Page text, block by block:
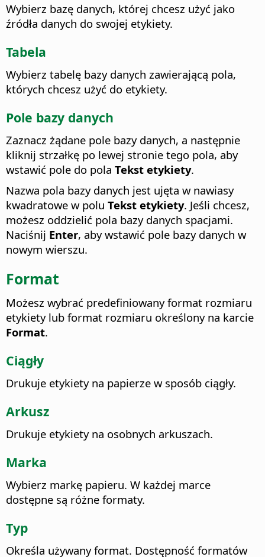
Wybierz bazę danych, której chcesz użyć jako
źródła danych do swojej etykiety.
Tabela
Wybierz tabelę bazy danych zawierającą pola,
których chcesz użyć do etykiety.
Pole bazy danych
Zaznacz żądane pole bazy danych, a następnie
kliknij strzałkę po lewej stronie tego pola, aby
wstawić pole do pola Tekst etykiety.
Nazwa pola bazy danych jest ujęta w nawiasy
kwadratowe w polu Tekst etykiety. Jeśli chcesz,
możesz oddzielić pola bazy danych spacjami.
Naciśnij Enter, aby wstawić pole bazy danych w
nowym wierszu.
Format
Możesz wybrać predefiniowany format rozmiaru
etykiety lub format rozmiaru określony na karcie
Format.
Ciągły
Drukuje etykiety na papierze w sposób ciągły.
Arkusz
Drukuje etykiety na osobnych arkuszach.
Marka
Wybierz markę papieru. W każdej marce
dostępne są różne formaty.
Typ
Określa używany format. Dostępność formatów